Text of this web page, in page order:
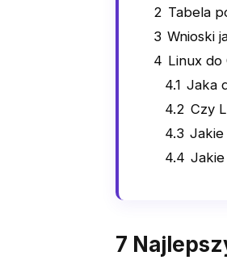
2 Tabela
3 Wnioski
4 Linux do
4.1 Jaka
4.2 Czy
4.3 Jakie
4.4 Jakie
7